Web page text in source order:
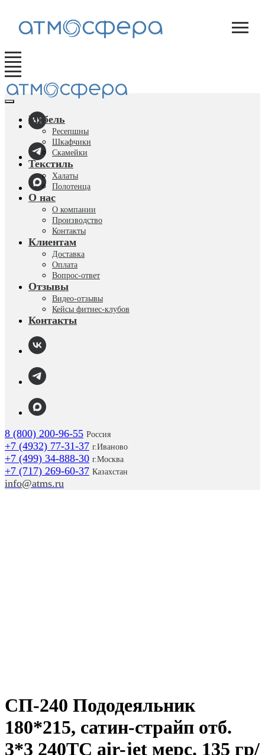
Мебель
Ресепшны
Шкафчики
Скамейки
Текстиль
Халаты
Полотенца
О нас
О компании
Производство
Контакты
Клиентам
Доставка
Оплата
Вопрос-ответ
Отзывы
Видео-отзывы
Кейсы фитнес-клубов
Контакты
8 (800) 200-96-55 Россия
+7 (4932) 77-31-37 г.Иваново
+7 (499) 34-888-30 г.Москва
+7 (717) 269-60-37 Казахстан
info@atms.ru
СП-240 Пододеяльник
180*215, сатин-страйп отб.
3*3 240ТС air-jet мерс. 135 гр/